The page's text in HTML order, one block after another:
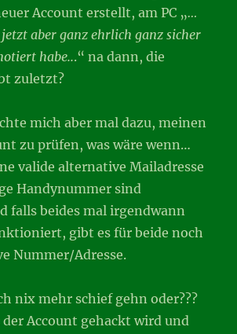
Account erstellt, am PC „…
aber ganz ehrlich ganz sicher
habe...“ na dann, die
zuletzt?
mich aber mal dazu, meinen
zu prüfen, was wäre wenn…
valide alternative Mailadresse
Handynummer sind
falls beides mal irgendwann
gibt es für beide noch
Nummer/Adresse.
nix mehr schief gehn oder???
Account gehackt wird und